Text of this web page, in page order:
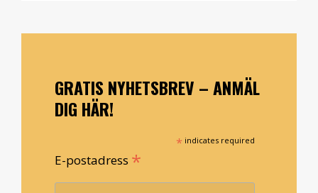
GRATIS NYHETSBREV – ANMÄL
DIG HÄR!
* indicates required
E-postadress *